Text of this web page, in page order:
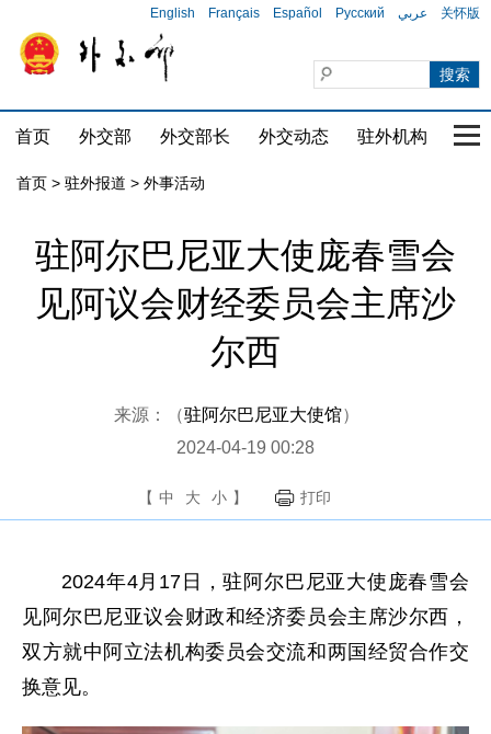
English Français Español Русский عربي 关怀版
首页 外交部 外交部长 外交动态 驻外机构 国
首页 > 驻外报道 > 外事活动
驻阿尔巴尼亚大使庞春雪会
见阿议会财经委员会主席沙
尔西
来源：（驻阿尔巴尼亚大使馆）
2024-04-19 00:28
【 中 大 小 】 打印
2024年4月17日，驻阿尔巴尼亚大使庞春雪会
见阿尔巴尼亚议会财政和经济委员会主席沙尔西，
双方就中阿立法机构委员会交流和两国经贸合作交
换意见。